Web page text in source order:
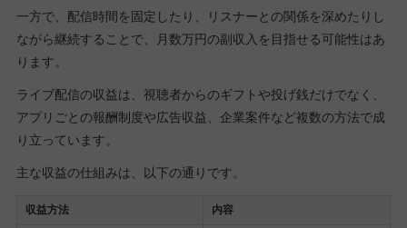
一方で、配信時間を固定したり、リスナーとの関係を深めたりし
ながら継続することで、月数万円の副収入を目指せる可能性はあ
ります。
ライブ配信の収益は、視聴者からのギフトや投げ銭だけでなく、
アプリごとの報酬制度や広告収益、企業案件など複数の方法で成
り立っています。
主な収益の仕組みは、以下の通りです。
収益方法 内容